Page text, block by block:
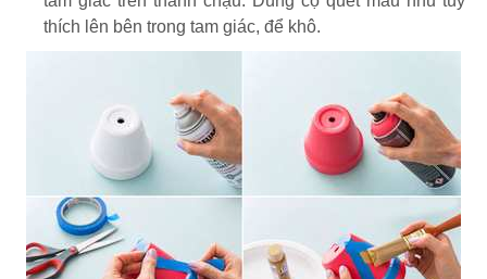
thích lên bên trong tam giác, để khô.